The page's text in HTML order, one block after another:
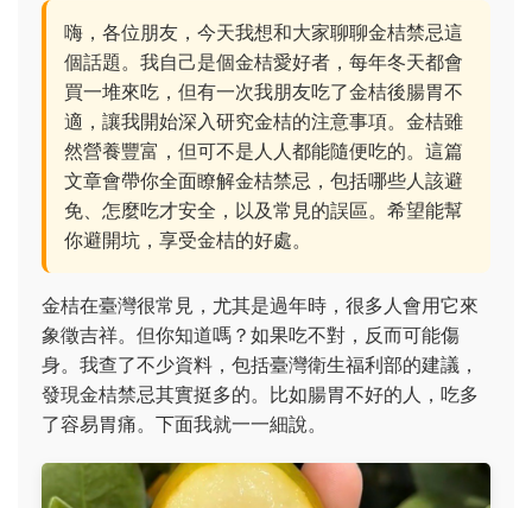
嗨，各位朋友，今天我想和大家聊聊金桔禁忌這
個話題。我自己是個金桔愛好者，每年冬天都會
買一堆來吃，但有一次我朋友吃了金桔後腸胃不
適，讓我開始深入研究金桔的注意事項。金桔雖
然營養豐富，但可不是人人都能隨便吃的。這篇
文章會帶你全面瞭解金桔禁忌，包括哪些人該避
免、怎麼吃才安全，以及常見的誤區。希望能幫
你避開坑，享受金桔的好處。
金桔在臺灣很常見，尤其是過年時，很多人會用它來
象徵吉祥。但你知道嗎？如果吃不對，反而可能傷
身。我查了不少資料，包括臺灣衛生福利部的建議，
發現金桔禁忌其實挺多的。比如腸胃不好的人，吃多
了容易胃痛。下面我就一一細說。